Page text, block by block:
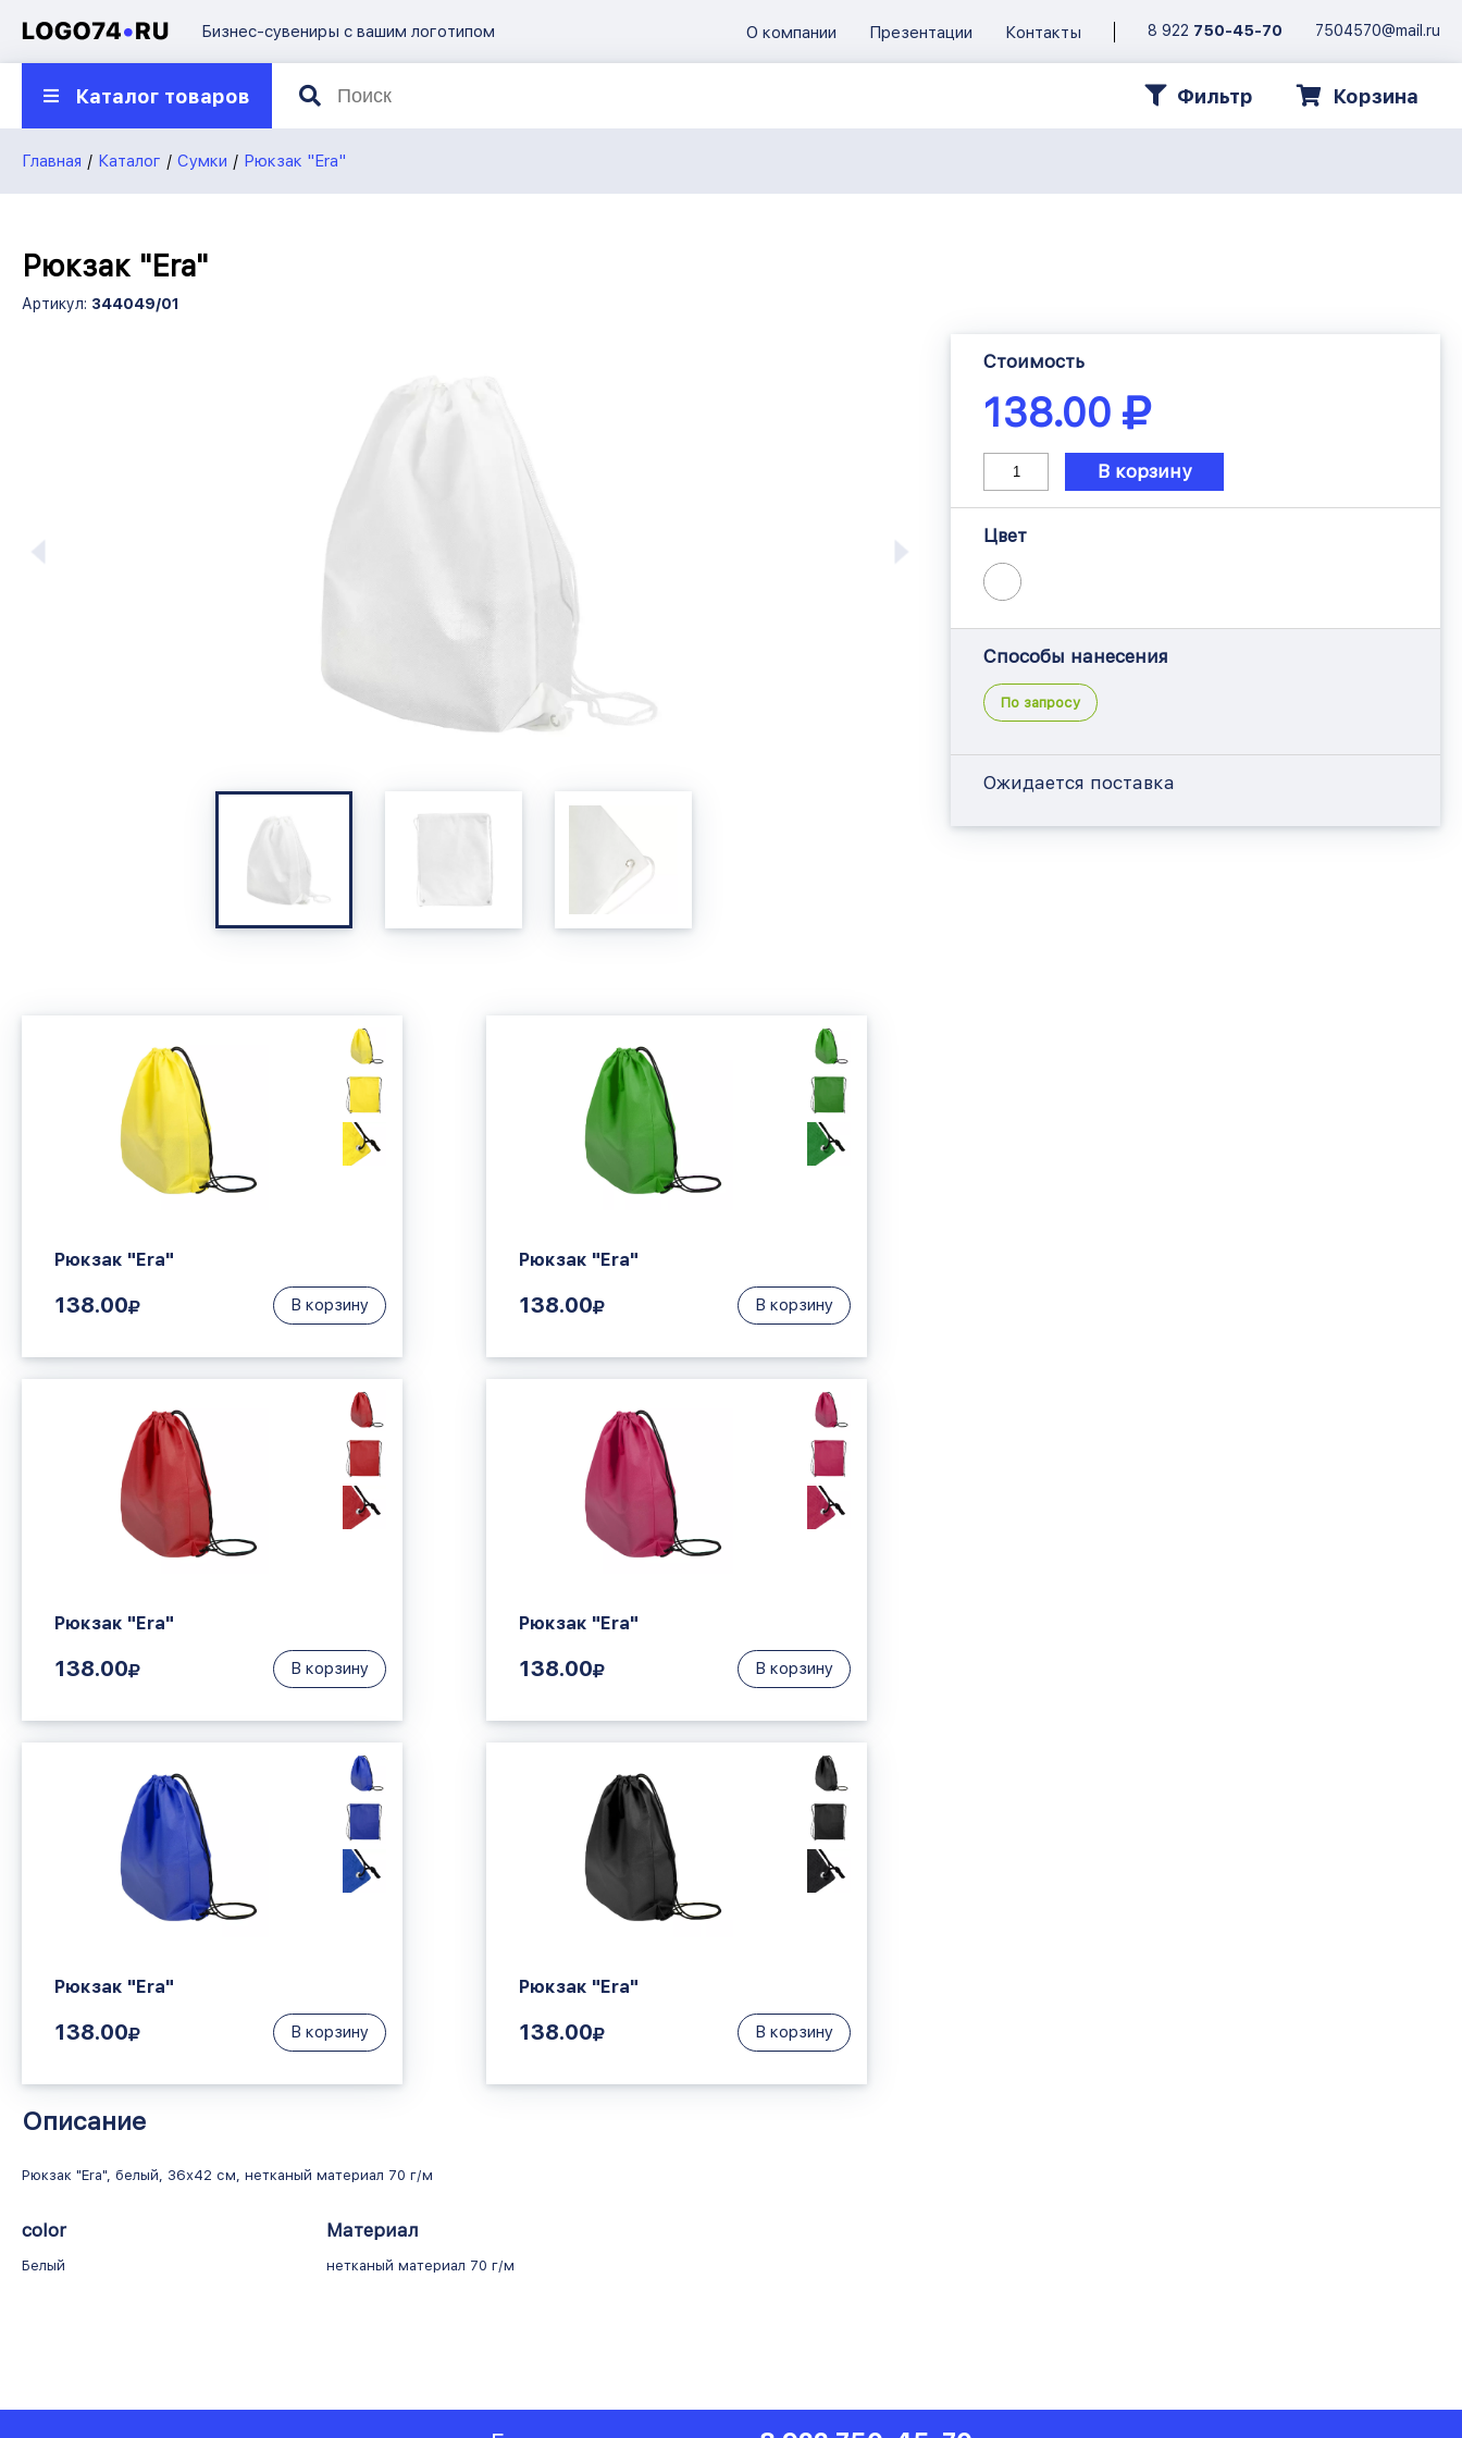
Бизнес-сувениры с вашим логотипом О компании Презентации Контакты 8 922 750-45-70 7504570@mail.ru
Контакты
8 922750-45-70
Каталог товаров Фильтр Корзина
Главная Каталог Сумки Рюкзак "Era"
Рюкзак "Era"
Артикул: 344049/01
Рюкзак "Era"
138.00 В корзину
Рюкзак "Era"
138.00 В корзину
Рюкзак "Era"
138.00 В корзину
Рюкзак "Era"
138.00 В корзину
Рюкзак "Era"
138.00 В корзину
Рюкзак "Era"
138.00 В корзину
Описание
Рюкзак "Era", белый, 36х42 см, нетканый материал 70 г/м
color
Белый
Материал
нетканый материал 70 г/м
Стоимость
138.00
В корзину
Цвет
Способы нанесения
По запросу
Ожидается поставка